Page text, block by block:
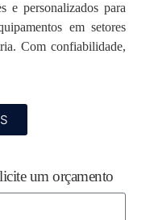
e personalizados para
em setores
Com confiabilidade,
um orçamento